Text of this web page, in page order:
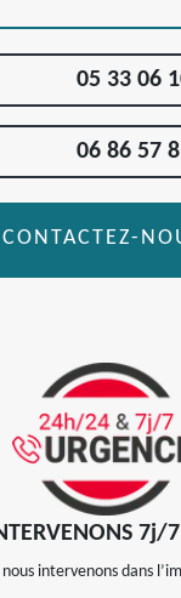
05 33 06
06 86 57
CONTACTEZ-
nous intervenons dans